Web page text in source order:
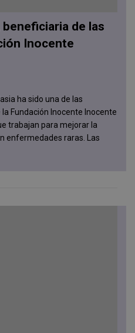
beneficiaria de las
Inocente
ha sido una de las
Fundación Inocente Inocente
trabajan para mejorar la
enfermedades raras. Las